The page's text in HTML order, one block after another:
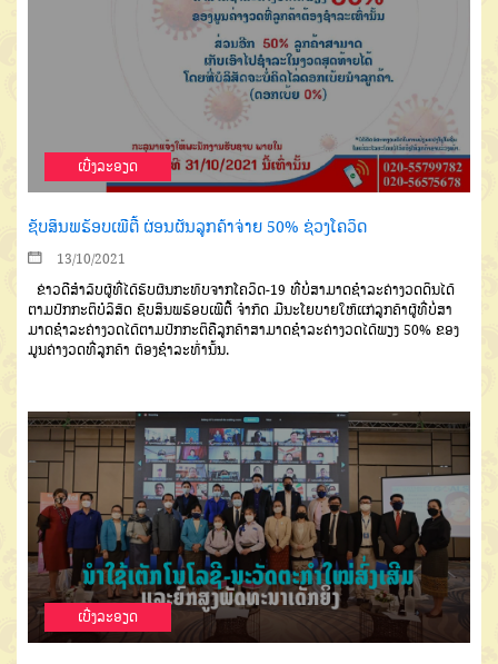
ເບີ່ງລະອຽດ
ຊັບສິນພຣັອບເພີຕີ້ ຜ່ອນຜັນລູກຄ້າຈ່າຍ 50% ຊ່ວງໂຄວິດ
13/10/2021
ຂ່າວດີສຳລັບຜູ້ທີ່ໄດ້ຮັບຜົນກະທົບຈາກໂຄວິດ-19 ທີ່ບໍ່ສາມາດຊໍາລະຄ່າງວດດິນໄດ້
ຕາມປົກກະຕິບໍລິສັດ ຊັບສິນພຣັອບເພີຕີ້ ຈຳກັດ ມີນະໂຍບາຍໃຫ້ແກ່ລູກຄ້າຜູ້ທີ່ບໍ່ສາ
ມາດຊໍາລະຄ່າງວດໄດ້ຕາມປົກກະຕິຄືລູກຄ້າສາມາດຊໍາລະຄ່າງວດໄດ້ພຽງ 50% ຂອງ
ມູນຄ່າງວດທີ່ລູກຄ້າ ຕ້ອງຊໍາລະທົ່ານັ້ນ.
ເບີ່ງລະອຽດ